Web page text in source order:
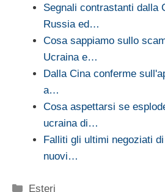
Segnali contrastanti dalla
Russia ed…
Cosa sappiamo sullo
Ucraina e…
Dalla Cina conferme
a…
Cosa aspettarsi se
ucraina di…
Falliti gli ultimi negoziati
nuovi…
Categorie
Esteri